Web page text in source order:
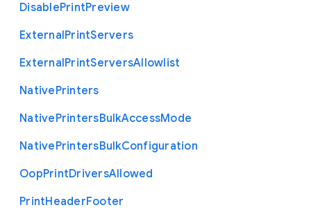
DisablePrintPreview
ExternalPrintServers
ExternalPrintServersAllowlist
NativePrinters
NativePrintersBulkAccessMode
NativePrintersBulkConfiguration
OopPrintDriversAllowed
PrintHeaderFooter